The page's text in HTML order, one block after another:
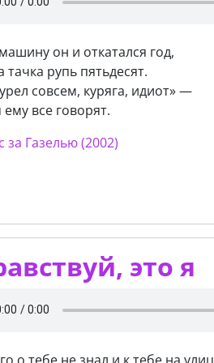
он и откатался год,
тачка рупь пятьдесят.
совсем, куряга, идиот» —
ему все говорят.
за Газелью (2002)
это я
о тебе не знал и к тебе на